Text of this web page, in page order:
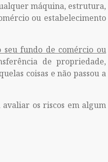
máquina, estrutura,
ou estabelecimento
seu fundo de comércio ou
de propriedade,
coisas e não passou a
avaliar os riscos em algum